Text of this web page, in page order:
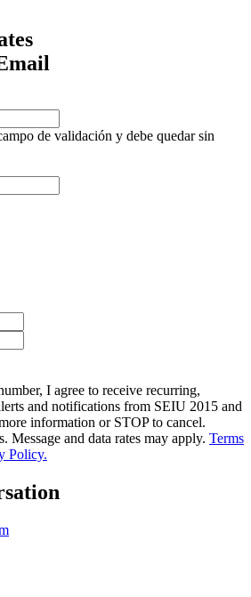
de validación y debe quedar sin
I agree to receive recurring,
and notifications from SEIU 2015 and
information or STOP to cancel.
Message and data rates may apply. Terms
Policy.